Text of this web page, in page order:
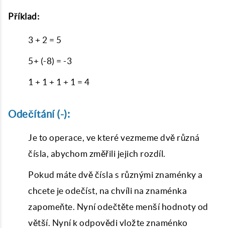
Příklad:
3 + 2 = 5
5+ (-8) = -3
1 + 1 + 1 + 1 = 4
Odečítání (-):
Je to operace, ve které vezmeme dvě různá
čísla, abychom změřili jejich rozdíl.
Pokud máte dvě čísla s různými znaménky a
chcete je odečíst, na chvíli na znaménka
zapomeňte. Nyní odečtěte menší hodnoty od
větší. Nyní k odpovědi vložte znaménko